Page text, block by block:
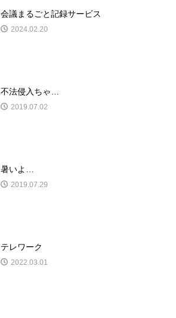
会議まるごと記録サービス
2024.02.20
不法侵入ちゃ…
2019.07.02
暑いよ…
2019.07.29
テレワーク
2022.03.01